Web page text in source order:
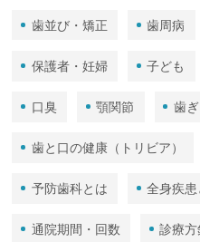
歯並び・矯正 歯周病
保護者・妊婦 子ども
口臭 顎関節 歯
歯と口の健康（トリビア）
予防歯科とは 全身疾
通院期間・回数 診療方